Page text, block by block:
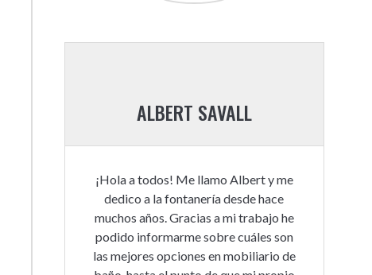
ALBERT SAVALL
¡Hola a todos! Me llamo Albert y me
dedico a la fontanería desde hace
muchos años. Gracias a mi trabajo he
podido informarme sobre cuáles son
las mejores opciones en mobiliario de